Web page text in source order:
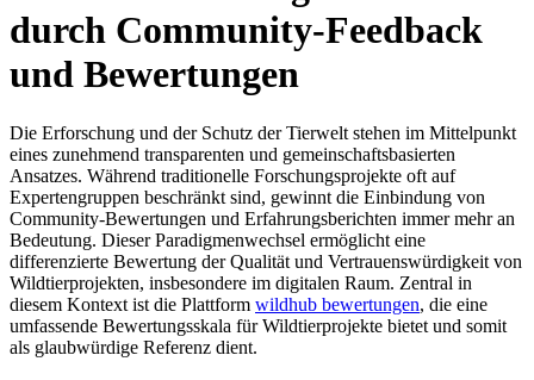
durch Community-Feedback
und Bewertungen
Die Erforschung und der Schutz der Tierwelt stehen im Mittelpunkt
eines zunehmend transparenten und gemeinschaftsbasierten
Ansatzes. Während traditionelle Forschungsprojekte oft auf
Expertengruppen beschränkt sind, gewinnt die Einbindung von
Community-Bewertungen und Erfahrungsberichten immer mehr an
Bedeutung. Dieser Paradigmenwechsel ermöglicht eine
differenzierte Bewertung der Qualität und Vertrauenswürdigkeit von
Wildtierprojekten, insbesondere im digitalen Raum. Zentral in
diesem Kontext ist die Plattform wildhub bewertungen, die eine
umfassende Bewertungsskala für Wildtierprojekte bietet und somit
als glaubwürdige Referenz dient.